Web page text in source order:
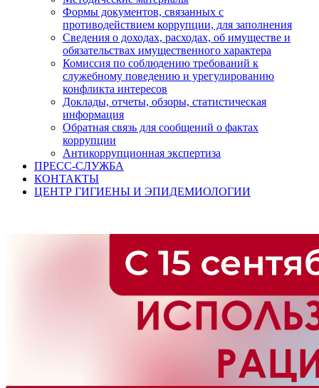
Формы документов, связанных с
противодействием коррупции, для заполнения
Сведения о доходах, расходах, об имуществе и
обязательствах имущественного характера
Комиссия по соблюдению требований к
служебному поведению и урегулированию
конфликта интересов
Доклады, отчеты, обзоры, статистическая
информация
Обратная связь для сообщений о фактах
коррупции
Антикоррупционная экспертиза
ПРЕСС-СЛУЖБА
КОНТАКТЫ
ЦЕНТР ГИГИЕНЫ И ЭПИДЕМИОЛОГИИ